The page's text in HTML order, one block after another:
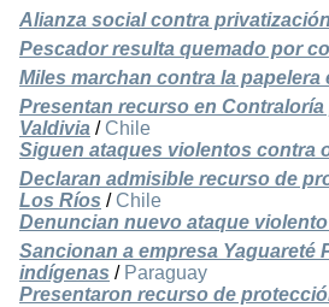
Alianza social contra
Pescador resulta quemado por
Miles marchan contra la papelera
Presentan recurso en
Valdivia / Chile
Siguen ataques violentos contra
Declaran admisible recurso de
Los Ríos / Chile
Denuncian nuevo ataque
Sancionan a empresa
indígenas / Paraguay
Presentaron recurso de